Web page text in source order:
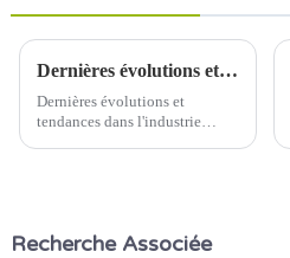
Dernières évolutions et tendances dans l'industrie céramique
Dernières évolutions et
tendances dans l'industrie
Recherche Associée